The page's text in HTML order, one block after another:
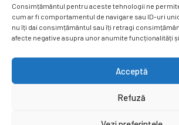
Consimțământul pentru aceste tehnologii ne
cum ar fi comportamentul de navigare sau ID-uri
nu îți dai consimțământul sau îți retragi
afecte negative asupra unor anumite funcționalități
Acceptă
Refuză